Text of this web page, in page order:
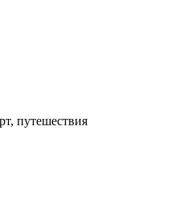
путешествия